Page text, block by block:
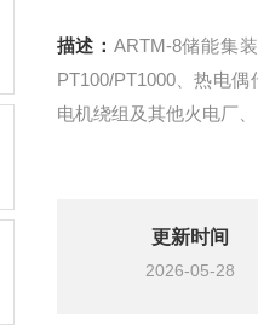
描述： ARTM-8储能集
PT100/PT1000、热电
电机绕组及其他火电厂
更新时间
2026-05-28